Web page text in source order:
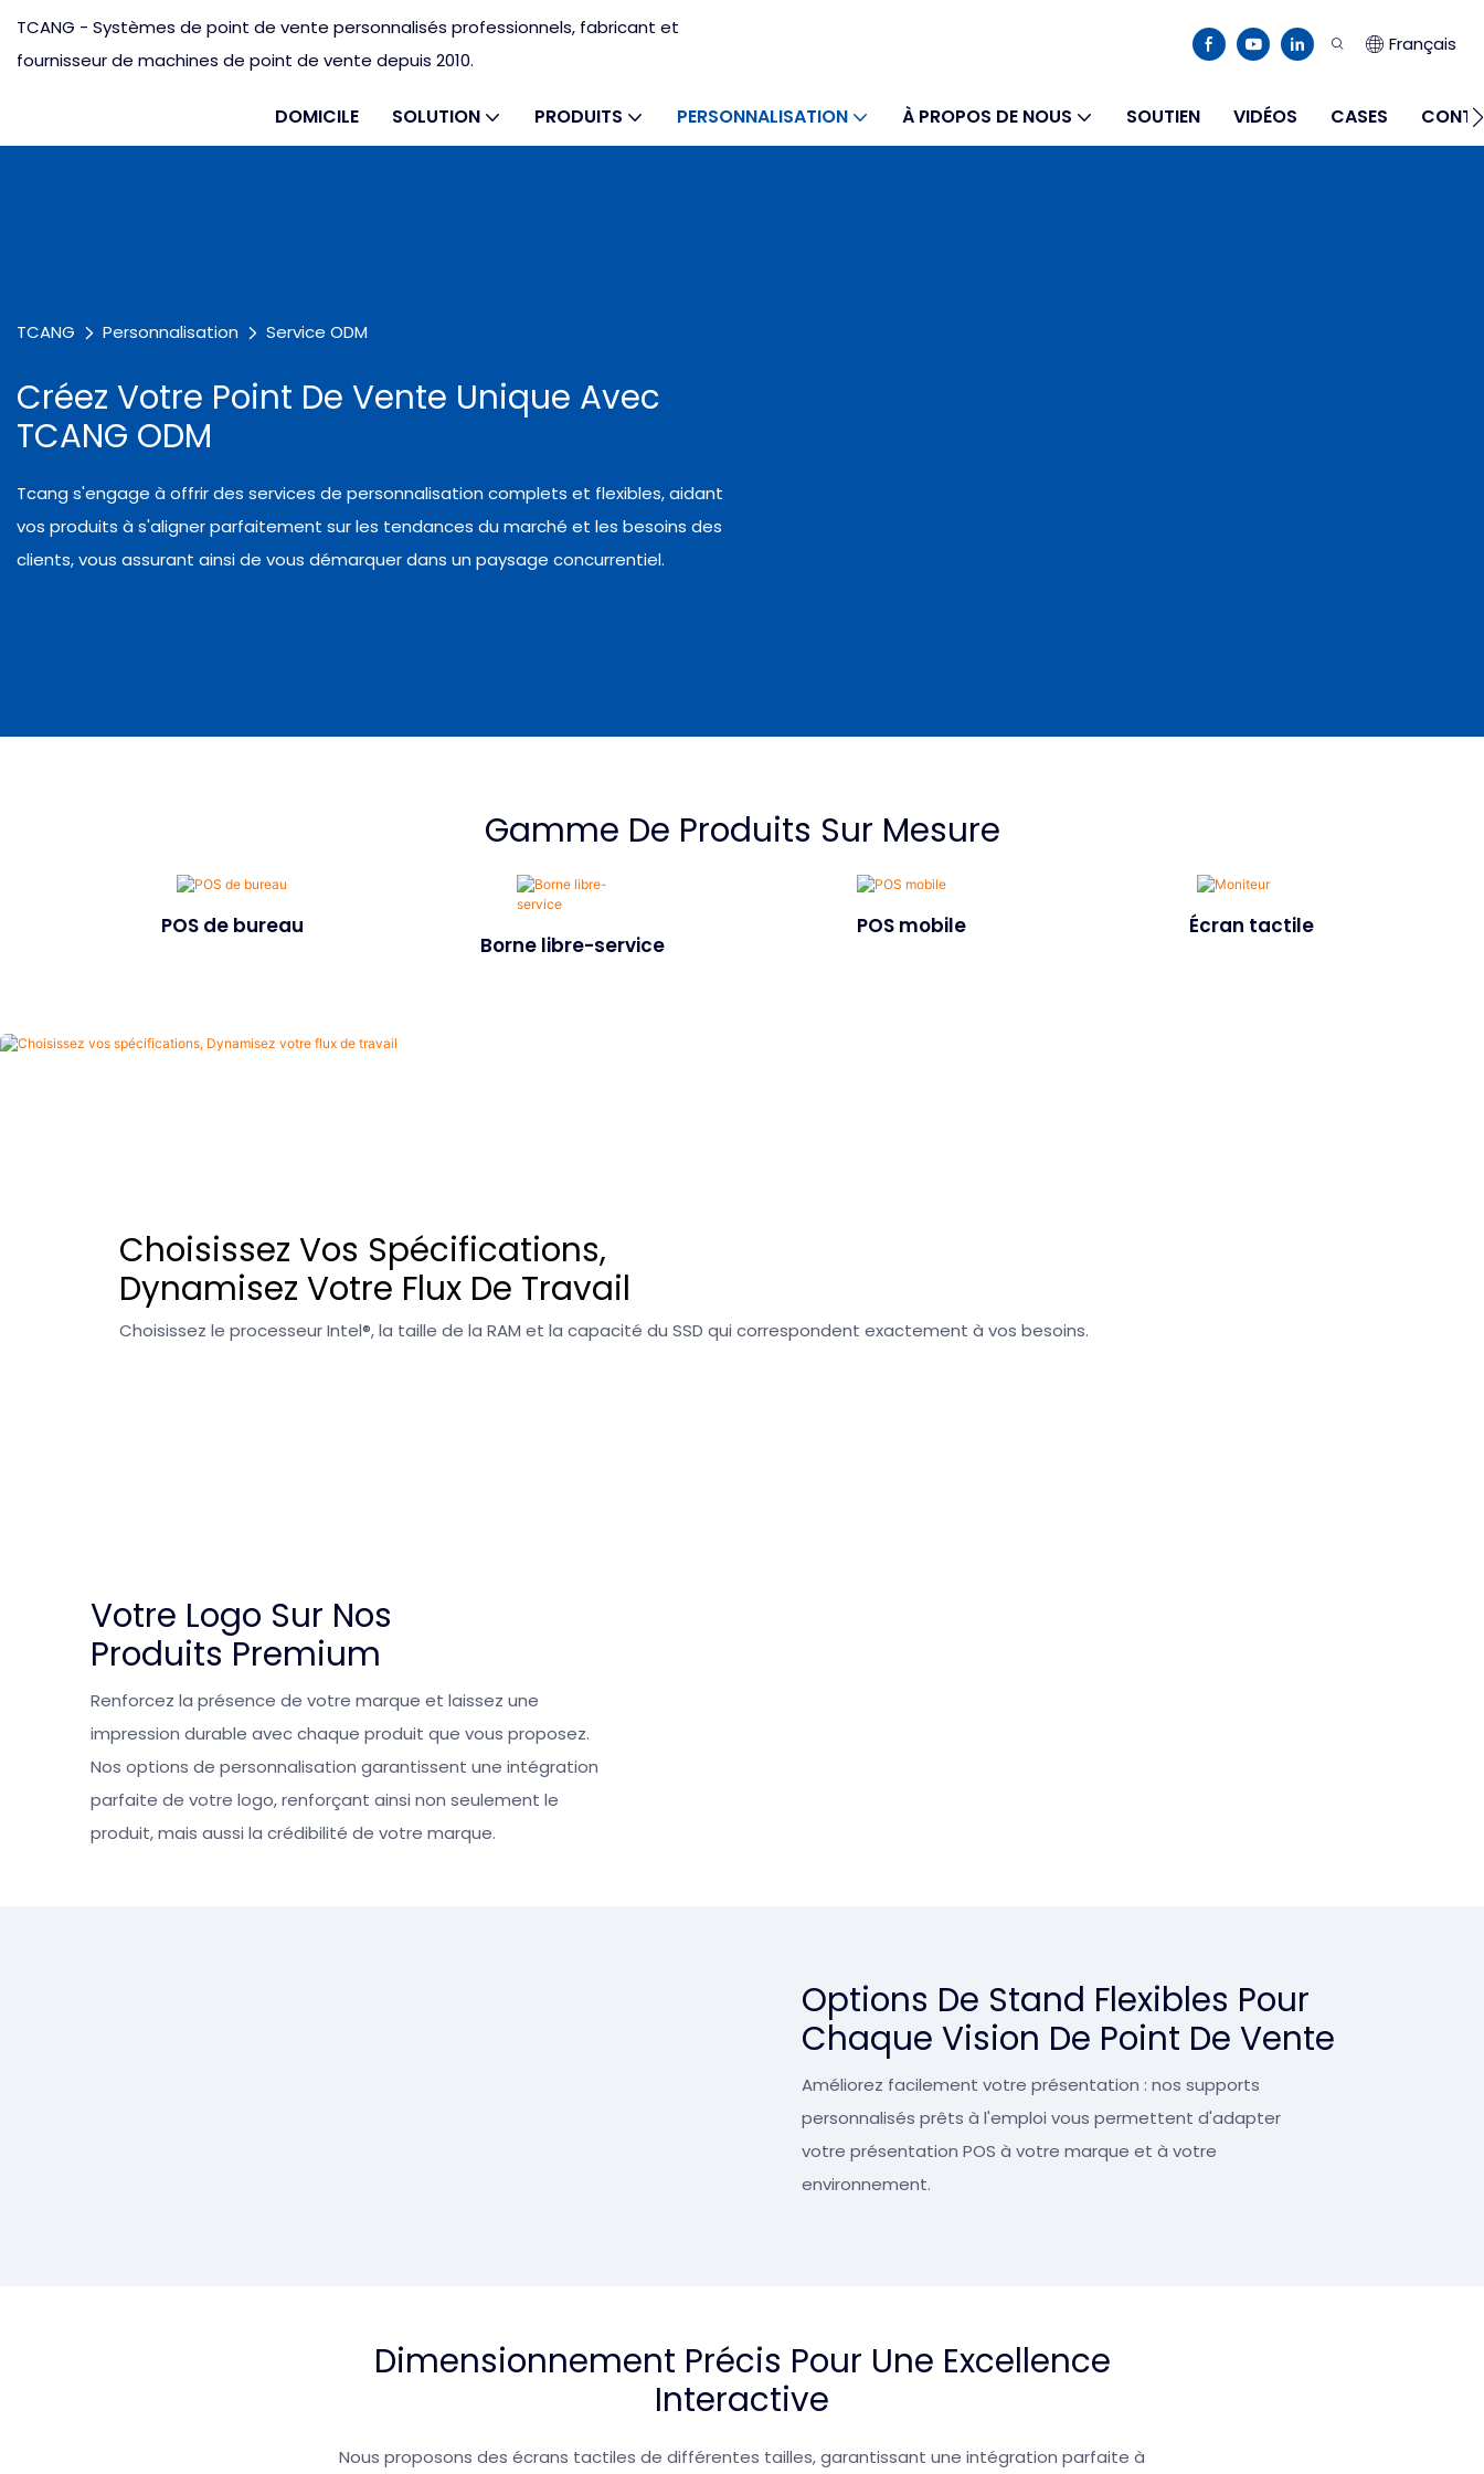
TCANG - Systèmes de point de vente personnalisés professionnels, fabricant et
fournisseur de machines de point de vente depuis 2010.
Français
DOMICILE SOLUTION PRODUITS PERSONNALISATION À PROPOS DE NOUS SOUTIEN VIDÉOS CASES
TCANG Personnalisation Service ODM
Créez Votre Point De Vente Unique Avec
TCANG ODM
Tcang s'engage à offrir des services de personnalisation complets et flexibles, aidant
vos produits à s'aligner parfaitement sur les tendances du marché et les besoins des
clients, vous assurant ainsi de vous démarquer dans un paysage concurrentiel.
Gamme De Produits Sur Mesure
POS de bureau
Borne libre-service
POS mobile Écran tactile
Choisissez Vos Spécifications,
Dynamisez Votre Flux De Travail
Choisissez le processeur Intel®, la taille de la RAM et la capacité du SSD qui correspondent exactement à vos besoins.
Votre Logo Sur Nos
Produits Premium
Renforcez la présence de votre marque et laissez une
impression durable avec chaque produit que vous proposez.
Nos options de personnalisation garantissent une intégration
parfaite de votre logo, renforçant ainsi non seulement le
produit, mais aussi la crédibilité de votre marque.
Options De Stand Flexibles Pour
Chaque Vision De Point De Vente
Améliorez facilement votre présentation : nos supports
personnalisés prêts à l'emploi vous permettent d'adapter
votre présentation POS à votre marque et à votre
environnement.
Dimensionnement Précis Pour Une Excellence
Interactive
Nous proposons des écrans tactiles de différentes tailles, garantissant une intégration parfaite à